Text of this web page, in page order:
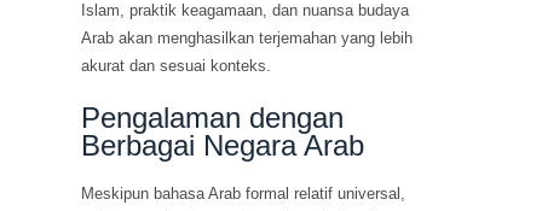
Islam, praktik keagamaan, dan nuansa budaya
Arab akan menghasilkan terjemahan yang lebih
akurat dan sesuai konteks.
Pengalaman dengan
Berbagai Negara Arab
Meskipun bahasa Arab formal relatif universal,